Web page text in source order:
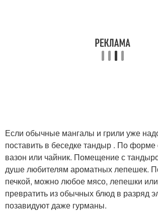
Если обычные мангалы и грили уже
поставить в беседке тандыр . По
вазон или чайник. Помещение с
душе любителям ароматных лепешек.
печкой, можно любое мясо, лепешки
превратить из обычных блюд в разряд
позавидуют даже гурманы.